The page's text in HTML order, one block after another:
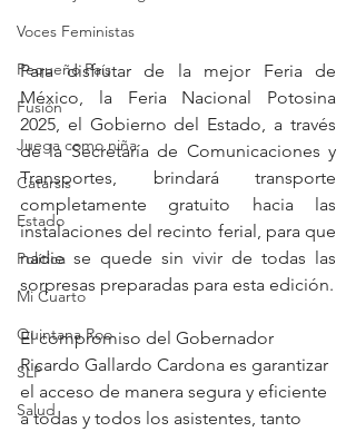
Voces Feministas
Pequeño País
Fusión
Juega como niña
Catarsis
Estado
Política
Mi Cuarto
Quintana Roo
SLP
Salud
Para disfrutar de la mejor Feria de
México, la Feria Nacional Potosina
2025, el Gobierno del Estado, a través
de la Secretaría de Comunicaciones y
Transportes, brindará transporte
completamente gratuito hacia las
instalaciones del recinto ferial, para que
nadie se quede sin vivir de todas las
sorpresas preparadas para esta edición.
El compromiso del Gobernador
Ricardo Gallardo Cardona es garantizar
el acceso de manera segura y eficiente
a todas y todos los asistentes, tanto